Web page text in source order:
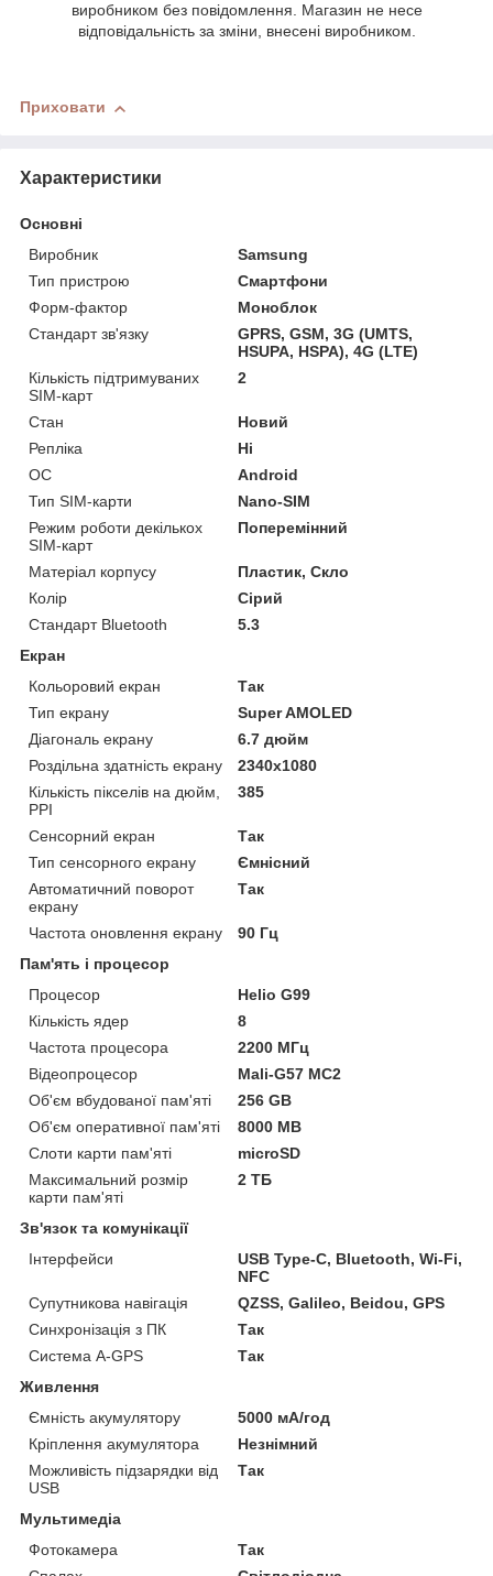
виробником без повідомлення. Магазин не несе
відповідальність за зміни, внесені виробником.
Приховати
Характеристики
Основні
Виробник
Samsung
Тип пристрою
Смартфони
Форм-фактор
Моноблок
Стандарт зв'язку
GPRS, GSM, 3G (UMTS,
HSUPA, HSPA), 4G (LTE)
Кількість підтримуваних
SIM-карт
2
Стан
Новий
Репліка
Ні
ОС
Android
Тип SIM-карти
Nano-SIM
Режим роботи декількох
SIM-карт
Поперемінний
Матеріал корпусу
Пластик, Скло
Колір
Сірий
Стандарт Bluetooth
5.3
Екран
Кольоровий екран
Так
Тип екрану
Super AMOLED
Діагональ екрану
6.7 дюйм
Роздільна здатність екрану
2340х1080
Кількість пікселів на дюйм,
PPI
385
Сенсорний екран
Так
Тип сенсорного екрану
Ємнісний
Автоматичний поворот
екрану
Так
Частота оновлення екрану
90 Гц
Пам'ять і процесор
Процесор
Helio G99
Кількість ядер
8
Частота процесора
2200 МГц
Відеопроцесор
Mali-G57 MC2
Об'єм вбудованої пам'яті
256 GB
Об'єм оперативної пам'яті
8000 MB
Слоти карти пам'яті
microSD
Максимальний розмір
карти пам'яті
2 ТБ
Зв'язок та комунікації
Інтерфейси
USB Type-C, Bluetooth, Wi-Fi,
NFC
Супутникова навігація
QZSS, Galileo, Beidou, GPS
Синхронізація з ПК
Так
Система A-GPS
Так
Живлення
Ємність акумулятору
5000 мА/год
Кріплення акумулятора
Незнімний
Можливість підзарядки від
USB
Так
Мультимедіа
Фотокамера
Так